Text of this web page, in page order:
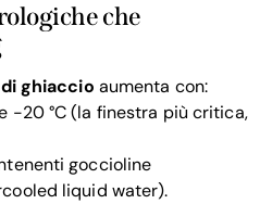
che
ghiaccio aumenta con:
-20 °C (la finestra più critica,
goccioline
liquid water).